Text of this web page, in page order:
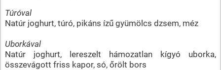
Túróval
Natúr joghurt, túró, pikáns ízű gyümölcs dzsem, méz
Uborkával
Natúr joghurt, lereszelt hámozatlan kígyó uborka,
összevágott friss kapor, só, őrölt bors